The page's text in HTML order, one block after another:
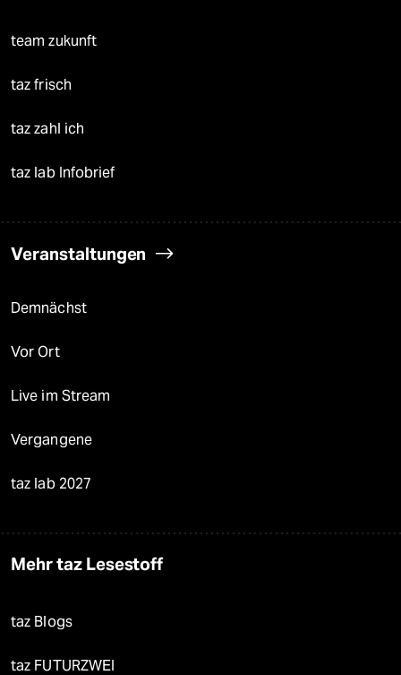
team zukunft
taz frisch
taz zahl ich
taz lab Infobrief
Veranstaltungen
Demnächst
Vor Ort
Live im Stream
Vergangene
taz lab 2027
Mehr taz Lesestoff
taz Blogs
taz FUTURZWEI